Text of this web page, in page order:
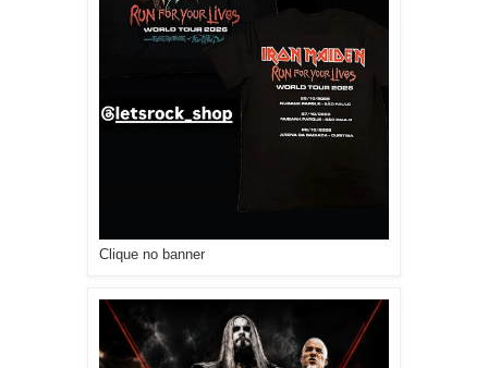
Clique no banner